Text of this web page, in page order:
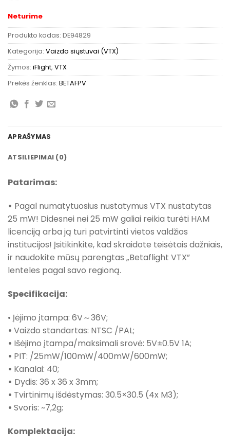
Neturime
Produkto kodas: DE94829
Kategorija: Vaizdo siųstuvai (VTX)
Žymos: iFlight, VTX
Prekės ženklas: BETAFPV
APRAŠYMAS
ATSILIEPIMAI (0)
Patarimas:
• Pagal numatytuosius nustatymus VTX nustatytas
25 mW! Didesnei nei 25 mW galiai reikia turėti HAM
licenciją arba ją turi patvirtinti vietos valdžios
institucijos! Įsitikinkite, kad skraidote teisėtais dažniais,
ir naudokite mūsų parengtas „Betaflight VTX”
lenteles pagal savo regioną.
Specifikacija:
• Įėjimo įtampa: 6V～36V;
• Vaizdo standartas: NTSC /PAL;
• Išėjimo įtampa/maksimali srovė: 5V±0.5V 1A;
• PIT: /25mW/100mW/400mW/600mW;
• Kanalai: 40;
• Dydis: 36 x 36 x 3mm;
• Tvirtinimų išdėstymas: 30.5×30.5 (4x M3);
• Svoris: ~7,2g;
Komplektacija: